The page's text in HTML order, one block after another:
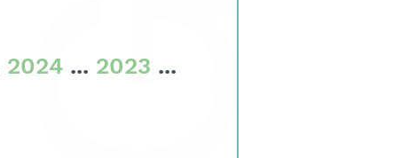
2024 ... 2023 ...